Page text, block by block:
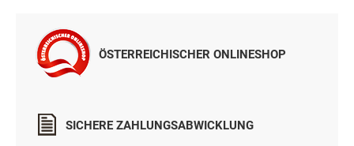
ÖSTERREICHISCHER ONLINESHOP
SICHERE ZAHLUNGSABWICKLUNG